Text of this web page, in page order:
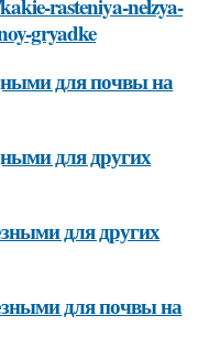
rasteniya-nelzya-
gryadke
для почвы на
для других
для других
для почвы на